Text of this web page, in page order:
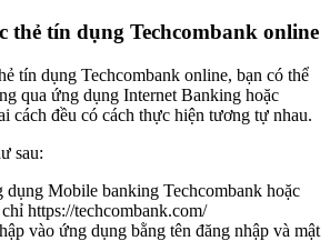
thẻ tín dụng Techcombank online
tín dụng Techcombank online, bạn có thể
qua ứng dụng Internet Banking hoặc
cách đều có cách thực hiện tương tự nhau.
sau:
Mobile banking Techcombank hoặc
https://techcombank.com/
vào ứng dụng bằng tên đăng nhập và mật